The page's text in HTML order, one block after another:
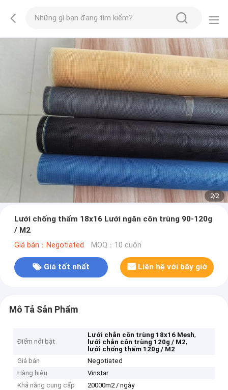
2/2
Lưới chống thấm 18x16 Lưới ngăn côn trùng 90-120g
/ M2
Giá bán：Negotiated MOQ：10 cuộn
Giá tốt nhất Liên hệ với bây giờ
Mô Tả Sản Phẩm
Điểm nổi bật
Lưới chắn côn trùng 18x16 Mesh,
lưới chắn côn trùng 120g / M2,
lưới chống thấm 120g / M2
Giá bán
Negotiated
Hàng hiệu
Vinstar
Khả năng cung cấp
20000m2 / ngày